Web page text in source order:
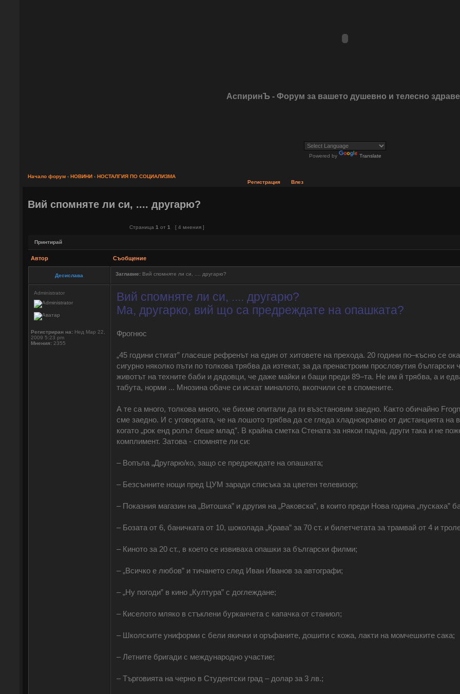
АспиринЪ - Форум за вашето душевно и телесно здраве
Powered by Translate
Начало форум ‹ НОВИНИ ‹ НОСТАЛГИЯ ПО СОЦИАЛИЗМА
Регистрация
Влез
Вий спомняте ли си, .... другарю?
Страница 1 от 1 [ 4 мнения ]
Принтирай
Автор Съобщение
Десислава Заглавие:Вий спомняте ли си, .... другарю?
Administrator
Регистриран на:Нед Мар 22,
2009 5:23 pm
Мнения:2355
Вий спомняте ли си, .... другарю?
Ма, другарко, вий що са предреждате на опашката?
Фрогнюс
„45 години стигат” гласеше рефренът на един от хитовете на прехода. 20 години по‒късно се
сигурно няколко пъти по толкова трябва да изтекат, за да пренастроим прословутия
животът на техните баби и дядовци, че даже майки и бащи преди 89‒та. Не им й трябва, а и
табута, норми ... Мнозина обаче си искат миналото, вкопчили се в спомените.
А те са много, толкова много, че бихме опитали да ги възстановим заедно. Както обичайно
сме заедно. И с уговорката, че на лошото трябва да се гледа хладнокръвно от дистанцията на
когато „рок енд ролът беше млад”. В крайна сметка Стената за някои падна, други така и не
комплимент. Затова - спомняте ли си:
‒ Вопъла „Другарю/ко, защо се предреждате на опашката;
‒ Безсънните нощи пред ЦУМ заради списъка за цветен телевизор;
‒ Показния магазин на „Витошка” и другия на „Раковска”, в които преди Нова година „пускаха”
‒ Бозата от 6, баничката от 10, шоколада „Крава” за 70 ст. и билетчетата за трамвай от 4 и
‒ Киното за 20 ст., в което се извиваха опашки за български филми;
‒ „Всичко е любов” и тичането след Иван Иванов за автографи;
‒ „Ну погоди” в кино „Култура” с доглеждане;
‒ Киселото мляко в стъклени бурканчета с капачка от станиол;
‒ Школските униформи с бели якички и оръфаните, дошити с кожа, лакти на момчешките сака;
‒ Летните бригади с международно участие;
‒ Търговията на черно в Студентски град ‒ долар за 3 лв.;